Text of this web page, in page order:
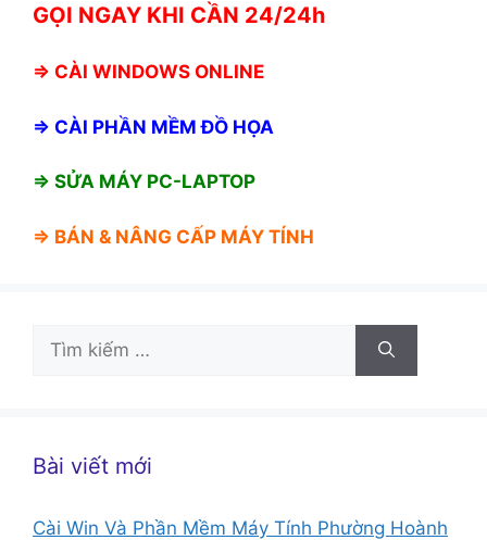
GỌI NGAY KHI CẦN 24/24h
⇒ CÀI WINDOWS ONLINE
⇒ CÀI PHẦN MỀM ĐỒ HỌA
⇒ SỬA MÁY PC-LAPTOP
⇒ BÁN & NÂNG CẤP MÁY TÍNH
Tìm
kiếm
Bài viết mới
Cài Win Và Phần Mềm Máy Tính Phường Hoành